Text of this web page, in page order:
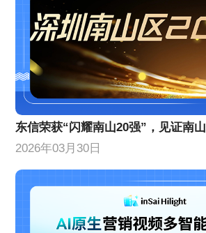
2026年03月30日